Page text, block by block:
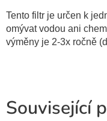
Související
Tento filtr je určen k
omývat vodou ani
výměny je 2-3x ročně